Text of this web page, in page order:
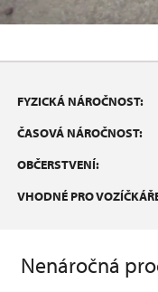
FYZICKÁ NÁROČNOST:
ČASOVÁ NÁROČNOST:
OBČERSTVENÍ:
VHODNÉ PRO
Nenáročná